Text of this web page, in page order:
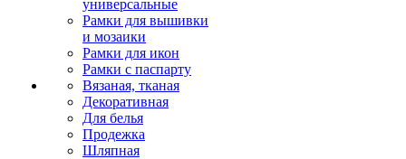
универсальные
Рамки для вышивки
и мозаики
Рамки для икон
Рамки с паспарту
Вязаная, тканая
Декоративная
Для белья
Продежка
Шляпная